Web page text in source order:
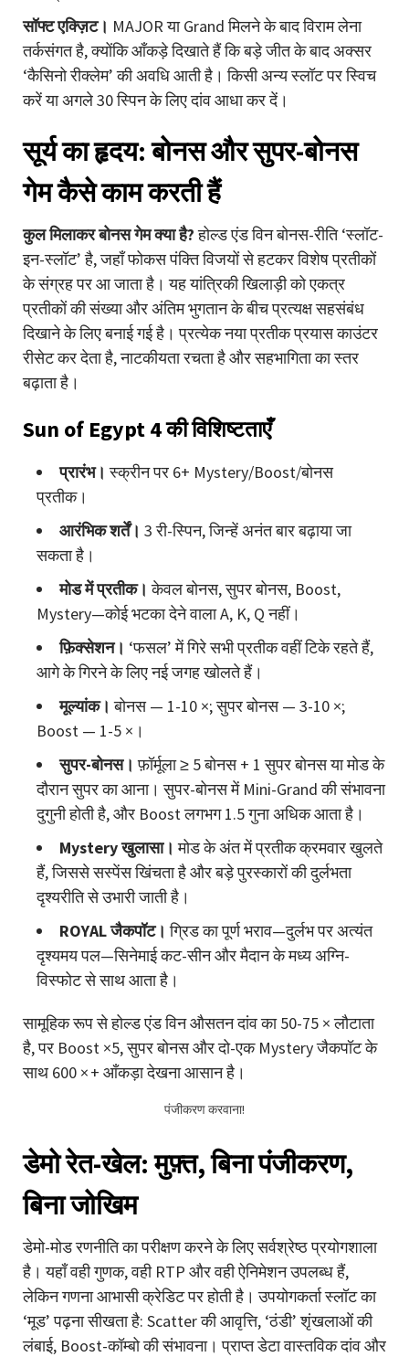
सॉफ्ट एक्ज़िट। MAJOR या Grand मिलने के बाद विराम लेना
तर्कसंगत है, क्योंकि आँकड़े दिखाते हैं कि बड़े जीत के बाद अक्सर
‘कैसिनो रीक्लेम’ की अवधि आती है। किसी अन्य स्लॉट पर स्विच
करें या अगले 30 स्पिन के लिए दांव आधा कर दें।
सूर्य का हृदय: बोनस और सुपर-बोनस
गेम कैसे काम करती हैं
कुल मिलाकर बोनस गेम क्या है?होल्ड एंड विन बोनस-रीति ‘स्लॉट-
इन-स्लॉट’ है, जहाँ फोकस पंक्ति विजयों से हटकर विशेष प्रतीकों
के संग्रह पर आ जाता है। यह यांत्रिकी खिलाड़ी को एकत्र
प्रतीकों की संख्या और अंतिम भुगतान के बीच प्रत्यक्ष सहसंबंध
दिखाने के लिए बनाई गई है। प्रत्येक नया प्रतीक प्रयास काउंटर
रीसेट कर देता है, नाटकीयता रचता है और सहभागिता का स्तर
बढ़ाता है।
Sun of Egypt 4 की विशिष्टताएँ
प्रारंभ। स्क्रीन पर 6+ Mystery/Boost/बोनस
प्रतीक।
आरंभिक शर्तें। 3 री-स्पिन, जिन्हें अनंत बार बढ़ाया जा
सकता है।
मोड में प्रतीक। केवल बोनस, सुपर बोनस, Boost,
Mystery—कोई भटका देने वाला A, K, Q नहीं।
फ़िक्सेशन। ‘फसल’ में गिरे सभी प्रतीक वहीं टिके रहते हैं,
आगे के गिरने के लिए नई जगह खोलते हैं।
मूल्यांक। बोनस — 1-10 ×; सुपर बोनस — 3-10 ×;
Boost — 1-5 ×।
सुपर-बोनस। फ़ॉर्मूला ≥ 5 बोनस + 1 सुपर बोनस या मोड के
दौरान सुपर का आना। सुपर-बोनस में Mini-Grand की संभावना
दुगुनी होती है, और Boost लगभग 1.5 गुना अधिक आता है।
Mystery खुलासा। मोड के अंत में प्रतीक क्रमवार खुलते
हैं, जिससे सस्पेंस खिंचता है और बड़े पुरस्कारों की दुर्लभता
दृश्यरीति से उभारी जाती है।
ROYAL जैकपॉट। ग्रिड का पूर्ण भराव—दुर्लभ पर अत्यंत
दृश्यमय पल—सिनेमाई कट-सीन और मैदान के मध्य अग्नि-
विस्फोट से साथ आता है।
सामूहिक रूप से होल्ड एंड विन औसतन दांव का 50-75 × लौटाता
है, पर Boost ×5, सुपर बोनस और दो-एक Mystery जैकपॉट के
साथ 600 × + आँकड़ा देखना आसान है।
पंजीकरण करवाना!
डेमो रेत-खेल: मुफ़्त, बिना पंजीकरण,
बिना जोखिम
डेमो-मोड रणनीति का परीक्षण करने के लिए सर्वश्रेष्ठ प्रयोगशाला
है। यहाँ वही गुणक, वही RTP और वही ऐनिमेशन उपलब्ध हैं,
लेकिन गणना आभासी क्रेडिट पर होती है। उपयोगकर्ता स्लॉट का
‘मूड’ पढ़ना सीखता है: Scatter की आवृत्ति, ‘ठंडी’ शृंखलाओं की
लंबाई, Boost-कॉम्बो की संभावना। प्राप्त डेटा वास्तविक दांव और